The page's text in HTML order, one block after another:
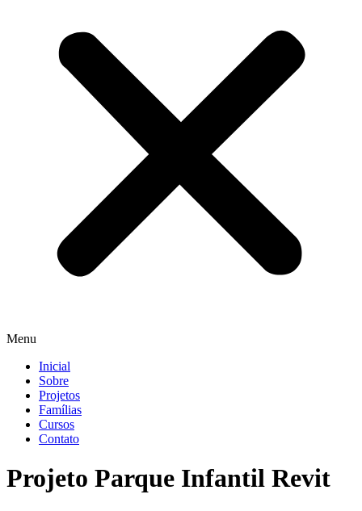
Menu
Inicial
Sobre
Projetos
Famílias
Cursos
Contato
Projeto Parque Infantil Revit